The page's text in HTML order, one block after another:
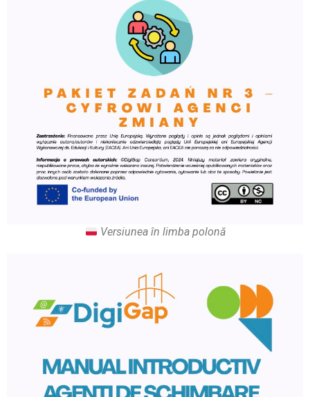
Versiunea în limba polonă